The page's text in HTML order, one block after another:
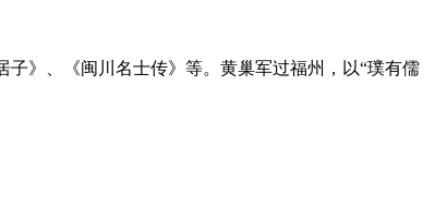
》、《闽川名士传》等。黄巢军过福州，以“璞有儒